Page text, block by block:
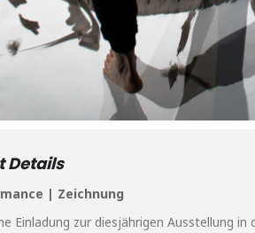
Details
| Zeichnung
Einladung zur diesjährigen Ausstellung